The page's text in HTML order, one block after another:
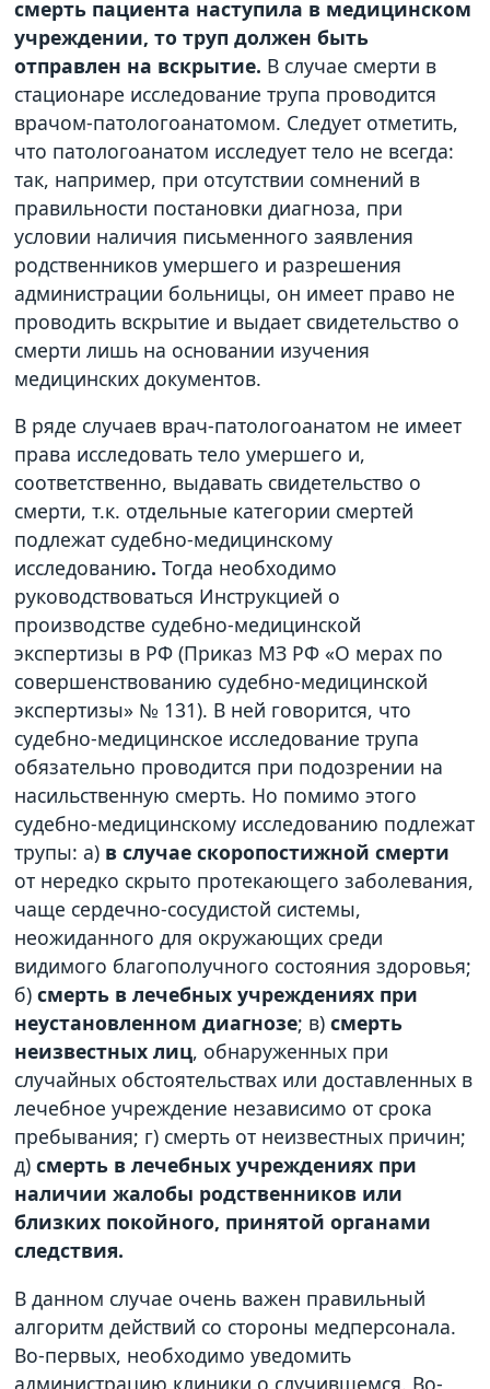
смерть пациента наступила в медицинском
учреждении, то труп должен быть
отправлен на вскрытие. В случае смерти в
стационаре исследование трупа проводится
врачом-патологоанатомом. Следует отметить,
что патологоанатом исследует тело не всегда:
так, например, при отсутствии сомнений в
правильности постановки диагноза, при
условии наличия письменного заявления
родственников умершего и разрешения
администрации больницы, он имеет право не
проводить вскрытие и выдает свидетельство о
смерти лишь на основании изучения
медицинских документов.
В ряде случаев врач-патологоанатом не имеет
права исследовать тело умершего и,
соответственно, выдавать свидетельство о
смерти, т.к. отдельные категории смертей
подлежат судебно-медицинскому
исследованию. Тогда необходимо
руководствоваться Инструкцией о
производстве судебно-медицинской
экспертизы в РФ (Приказ МЗ РФ «О мерах по
совершенствованию судебно-медицинской
экспертизы» № 131). В ней говорится, что
судебно-медицинское исследование трупа
обязательно проводится при подозрении на
насильственную смерть. Но помимо этого
судебно-медицинскому исследованию подлежат
трупы: а) в случае скоропостижной смерти
от нередко скрыто протекающего заболевания,
чаще сердечно-сосудистой системы,
неожиданного для окружающих среди
видимого благополучного состояния здоровья;
б)смерть в лечебных учреждениях при
неустановленном диагнозе; в)смерть
неизвестных лиц, обнаруженных при
случайных обстоятельствах или доставленных в
лечебное учреждение независимо от срока
пребывания; г) смерть от неизвестных причин;
д)смерть в лечебных учреждениях при
наличии жалобы родственников или
близких покойного, принятой органами
следствия.
В данном случае очень важен правильный
алгоритм действий со стороны медперсонала.
Во-первых, необходимо уведомить
администрацию клиники о случившемся. Во-